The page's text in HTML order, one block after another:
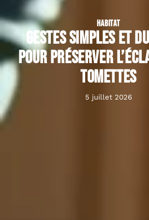
HABITAT
Gestes simples et
pour préserver
tomettes
5 juillet 2026